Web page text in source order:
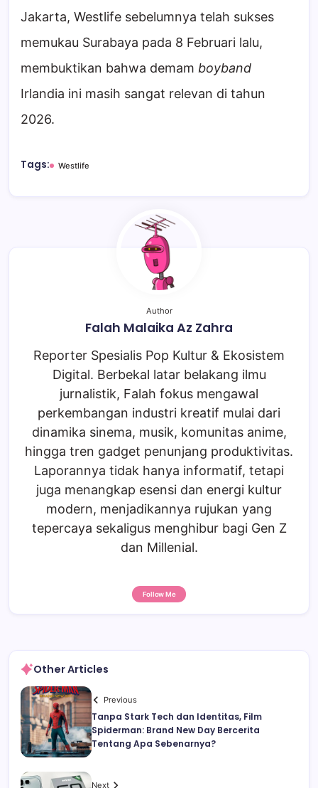
Jakarta, Westlife sebelumnya telah sukses
memukau Surabaya pada 8 Februari lalu,
membuktikan bahwa demam boyband
Irlandia ini masih sangat relevan di tahun
2026.
Tags: Westlife
Author
Falah Malaika Az Zahra
Reporter Spesialis Pop Kultur & Ekosistem
Digital. Berbekal latar belakang ilmu
jurnalistik, Falah fokus mengawal
perkembangan industri kreatif mulai dari
dinamika sinema, musik, komunitas anime,
hingga tren gadget penunjang produktivitas.
Laporannya tidak hanya informatif, tetapi
juga menangkap esensi dan energi kultur
modern, menjadikannya rujukan yang
tepercaya sekaligus menghibur bagi Gen Z
dan Millenial.
Follow Me
Other Articles
Previous
Tanpa Stark Tech dan Identitas, Film
Spiderman: Brand New Day Bercerita
Tentang Apa Sebenarnya?
Next